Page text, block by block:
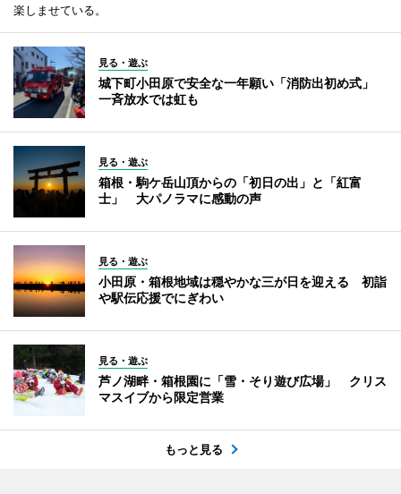
楽しませている。
見る・遊ぶ
城下町小田原で安全な一年願い「消防出初め式」
一斉放水では虹も
見る・遊ぶ
箱根・駒ケ岳山頂からの「初日の出」と「紅富
士」 大パノラマに感動の声
見る・遊ぶ
小田原・箱根地域は穏やかな三が日を迎える 初詣
や駅伝応援でにぎわい
見る・遊ぶ
芦ノ湖畔・箱根園に「雪・そり遊び広場」 クリス
マスイブから限定営業
もっと見る